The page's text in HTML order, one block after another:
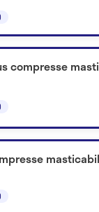
compresse